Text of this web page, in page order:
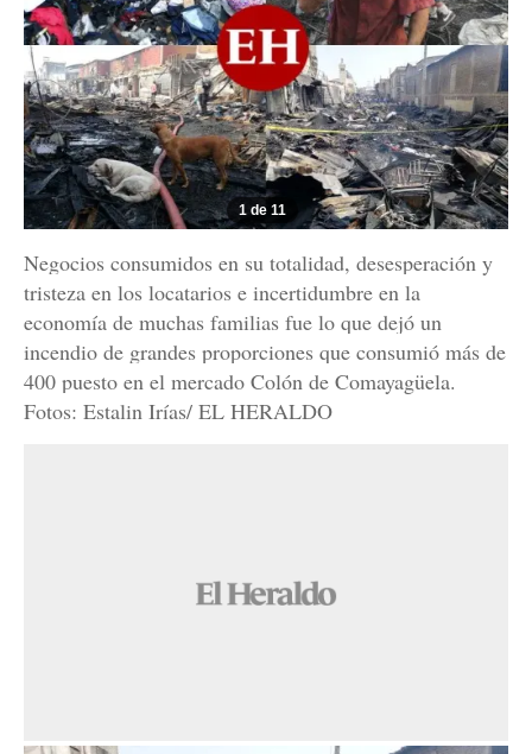
1 de 11
Negocios consumidos en su totalidad, desesperación y
tristeza en los locatarios e incertidumbre en la
economía de muchas familias fue lo que dejó un
incendio de grandes proporciones que consumió más de
400 puesto en el mercado Colón de Comayagüela.
Fotos: Estalin Irías/ EL HERALDO